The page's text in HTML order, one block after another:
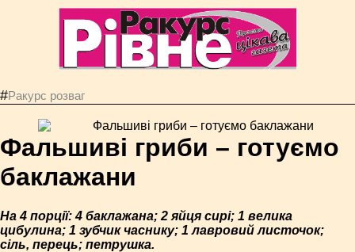
#Ракурс розваг
Фальшиві гриби – готуємо
баклажани
На 4 порції: 4 баклажана; 2 яйця сирі; 1 велика
цибулина; 1 зубчик часнику; 1 лавровий листочок;
сіль, перець; петрушка.